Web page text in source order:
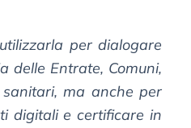
per dialogare
delle Entrate, Comuni,
ma anche per
digitali e certificare in